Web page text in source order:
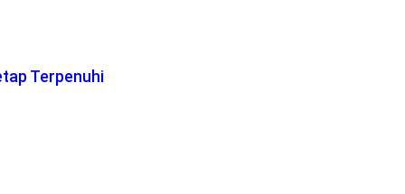
Terpenuhi